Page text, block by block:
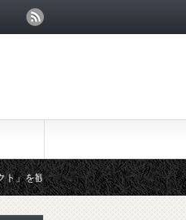
きました （鑑賞 review）